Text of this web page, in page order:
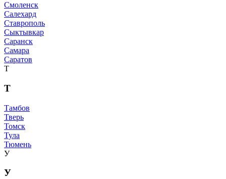
Смоленск
Салехард
Ставрополь
Сыктывкар
Саранск
Самара
Саратов
Т
Т
Тамбов
Тверь
Томск
Тула
Тюмень
У
У